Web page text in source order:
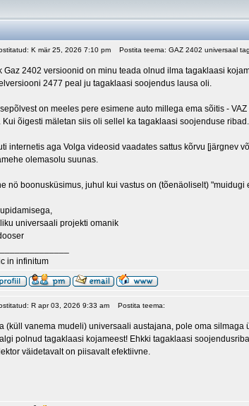
K mär 25, 2026 7:10 pm Postita teema: GAZ 2402 universaal
Gaz 2402 versioonid on minu teada olnud ilma tagaklaasi
2477 peal ju tagaklaasi soojendus lausa oli.
on meeles pere esimene auto millega ema sõitis -
Kui õigesti mäletan siis oli sellel ka tagaklaasi soojenduse ribad.
internetis aga Volga videosid vaadates sattus kõrvu [järgnev
olemasolu suunas.
nö boonusküsimus, juhul kui vastus on (tõenäoliselt)
universaali projekti omanik
in infinitum
R apr 03, 2026 9:33 am Postita teema:
(küll vanema mudeli) universaali austajana, pole oma
polnud tagaklaasi kojameest! Ehkki tagaklaasi
väidetavalt on piisavalt efektiivne.